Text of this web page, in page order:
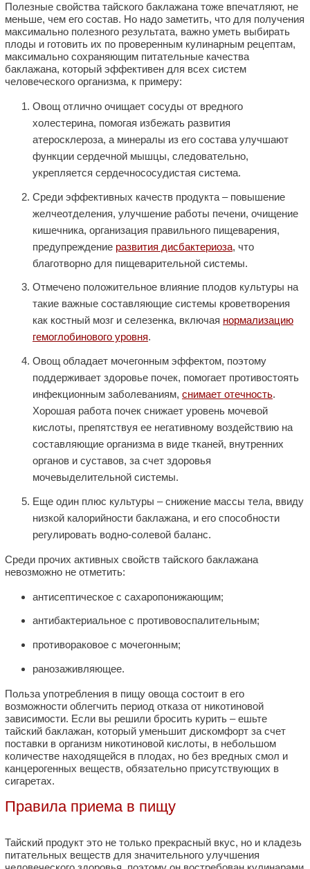
Полезные свойства тайского баклажана тоже впечатляют, не
меньше, чем его состав. Но надо заметить, что для получения
максимально полезного результата, важно уметь выбирать
плоды и готовить их по проверенным кулинарным рецептам,
максимально сохраняющим питательные качества
баклажана, который эффективен для всех систем
человеческого организма, к примеру:
Овощ отлично очищает сосуды от вредного
холестерина, помогая избежать развития
атеросклероза, а минералы из его состава улучшают
функции сердечной мышцы, следовательно,
укрепляется сердечнососудистая система.
Среди эффективных качеств продукта – повышение
желчеотделения, улучшение работы печени, очищение
кишечника, организация правильного пищеварения,
предупреждение развития дисбактериоза, что
благотворно для пищеварительной системы.
Отмечено положительное влияние плодов культуры на
такие важные составляющие системы кроветворения
как костный мозг и селезенка, включая нормализацию
гемоглобинового уровня.
Овощ обладает мочегонным эффектом, поэтому
поддерживает здоровье почек, помогает противостоять
инфекционным заболеваниям, снимает отечность.
Хорошая работа почек снижает уровень мочевой
кислоты, препятствуя ее негативному воздействию на
составляющие организма в виде тканей, внутренних
органов и суставов, за счет здоровья
мочевыделительной системы.
Еще один плюс культуры – снижение массы тела, ввиду
низкой калорийности баклажана, и его способности
регулировать водно-солевой баланс.
Среди прочих активных свойств тайского баклажана
невозможно не отметить:
антисептическое с сахаропонижающим;
антибактериальное с противовоспалительным;
противораковое с мочегонным;
ранозаживляющее.
Польза употребления в пищу овоща состоит в его
возможности облегчить период отказа от никотиновой
зависимости. Если вы решили бросить курить – ешьте
тайский баклажан, который уменьшит дискомфорт за счет
поставки в организм никотиновой кислоты, в небольшом
количестве находящейся в плодах, но без вредных смол и
канцерогенных веществ, обязательно присутствующих в
сигаретах.
Правила приема в пищу
Тайский продукт это не только прекрасный вкус, но и кладезь
питательных веществ для значительного улучшения